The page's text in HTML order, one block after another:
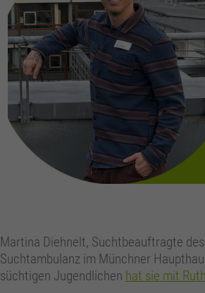
Martina Diehnelt, Suchtbeauftragte
Suchtambulanz im Münchner
süchtigen Jugendlichen hat sie mit